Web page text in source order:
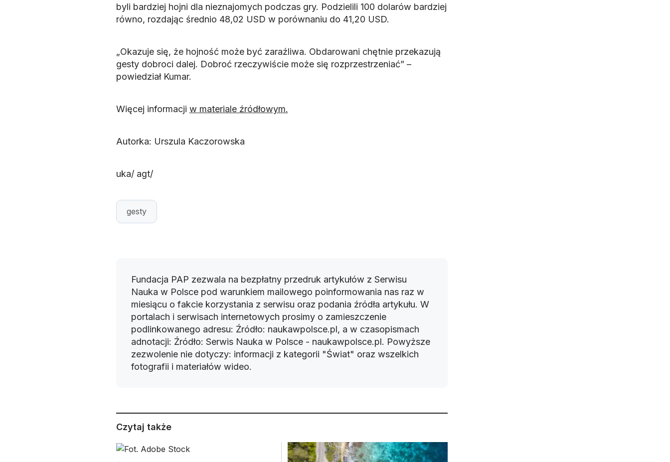
byli bardziej hojni dla nieznajomych podczas gry. Podzielili 100 dolarów bardziej
równo, rozdając średnio 48,02 USD w porównaniu do 41,20 USD.
„Okazuje się, że hojność może być zaraźliwa. Obdarowani chętnie przekazują
gesty dobroci dalej. Dobroć rzeczywiście może się rozprzestrzeniać” –
powiedział Kumar.
Więcej informacji w materiale źródłowym.
Autorka: Urszula Kaczorowska
uka/ agt/
gesty
Fundacja PAP zezwala na bezpłatny przedruk artykułów z Serwisu
Nauka w Polsce pod warunkiem mailowego poinformowania nas raz w
miesiącu o fakcie korzystania z serwisu oraz podania źródła artykułu. W
portalach i serwisach internetowych prosimy o zamieszczenie
podlinkowanego adresu: Źródło: naukawpolsce.pl, a w czasopismach
adnotacji: Źródło: Serwis Nauka w Polsce - naukawpolsce.pl. Powyższe
zezwolenie nie dotyczy: informacji z kategorii "Świat" oraz wszelkich
fotografii i materiałów wideo.
Czytaj także